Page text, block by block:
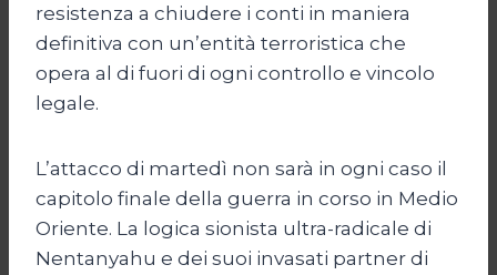
resistenza a chiudere i conti in maniera
definitiva con un’entità terroristica che
opera al di fuori di ogni controllo e vincolo
legale.
L’attacco di martedì non sarà in ogni caso il
capitolo finale della guerra in corso in Medio
Oriente. La logica sionista ultra-radicale di
Nentanyahu e dei suoi invasati partner di